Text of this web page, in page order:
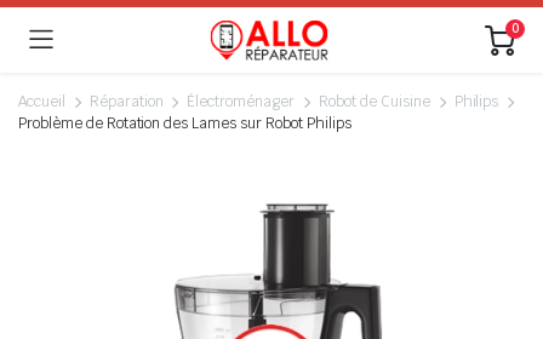
0
Accueil Réparation Électroménager Robot de Cuisine
Philips
Problème de Rotation des Lames sur Robot Philips